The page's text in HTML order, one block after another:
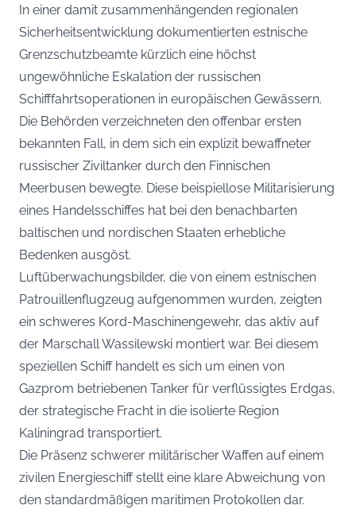
In einer damit zusammenhängenden regionalen
Sicherheitsentwicklung dokumentierten estnische
Grenzschutzbeamte kürzlich eine höchst
ungewöhnliche Eskalation der russischen
Schifffahrtsoperationen in europäischen Gewässern.
Die Behörden verzeichneten den offenbar ersten
bekannten Fall, in dem sich ein explizit bewaffneter
russischer Ziviltanker durch den Finnischen
Meerbusen bewegte. Diese beispiellose Militarisierung
eines Handelsschiffes hat bei den benachbarten
baltischen und nordischen Staaten erhebliche
Bedenken ausgöst.
Luftüberwachungsbilder, die von einem estnischen
Patrouillenflugzeug aufgenommen wurden, zeigten
ein schweres Kord-Maschinengewehr, das aktiv auf
der Marschall Wassilewski montiert war. Bei diesem
speziellen Schiff handelt es sich um einen von
Gazprom betriebenen Tanker für verflüssigtes Erdgas,
der strategische Fracht in die isolierte Region
Kaliningrad transportiert.
Die Präsenz schwerer militärischer Waffen auf einem
zivilen Energieschiff stellt eine klare Abweichung von
den standardmäßigen maritimen Protokollen dar.